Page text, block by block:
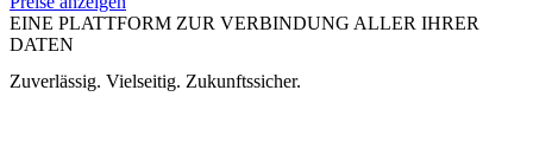
EINE PLATTFORM ZUR VERBINDUNG ALLER IHRER
DATEN
Zuverlässig. Vielseitig. Zukunftssicher.